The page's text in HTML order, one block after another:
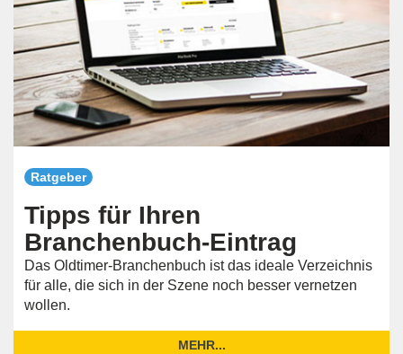
Ratgeber
Tipps für Ihren
Branchenbuch-Eintrag
Das Oldtimer-Branchenbuch ist das ideale Verzeichnis
für alle, die sich in der Szene noch besser vernetzen
wollen.
MEHR...